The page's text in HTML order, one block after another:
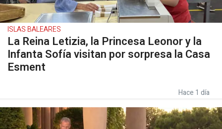
ISLAS BALEARES
La Reina Letizia, la Princesa Leonor y la
Infanta Sofía visitan por sorpresa la Casa
Esment
Hace 1 día